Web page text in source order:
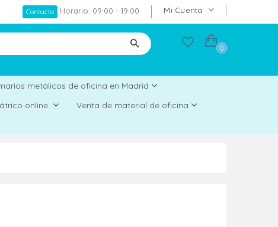
Mi Cuenta
Contacto Horario: 09:00 - 19:00
0
metálicos de oficina en Madrid
online
Venta de material de oficina